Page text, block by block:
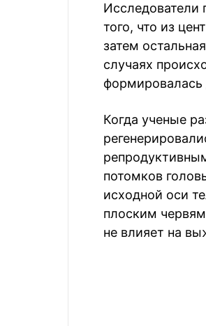
Исследователи
того, что из
затем
случаях
формировалась
Когда ученые
потомков
исходной оси
плоским
не влияет на